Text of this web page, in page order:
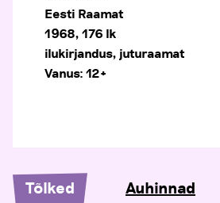
Eesti Raamat
1968, 176 lk
ilukirjandus, juturaamat
Vanus: 12+
Tõlked Auhinnad